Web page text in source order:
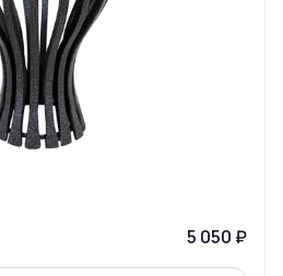
5 050 ₽